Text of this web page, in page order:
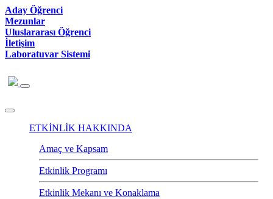
Aday Öğrenci
Mezunlar
Uluslararası Öğrenci
İletişim
Laboratuvar Sistemi
ETKİNLİK HAKKINDA
Amaç ve Kapsam
Etkinlik Programı
Etkinlik Mekanı ve Konaklama